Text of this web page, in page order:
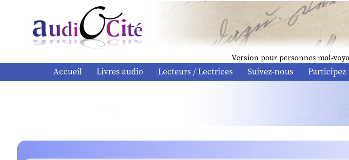
Version pour personnes mal-
Accueil Livres audio Lecteurs / Lectrices Suivez-nous Participez